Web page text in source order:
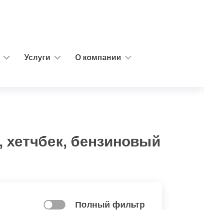
Услуги
О компании
хетчбек, бензиновый
Полный фильтр